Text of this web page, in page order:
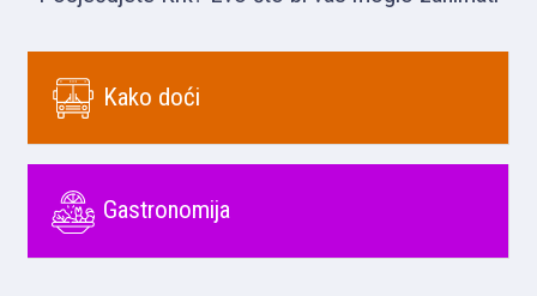
Kako doći
Gastronomija